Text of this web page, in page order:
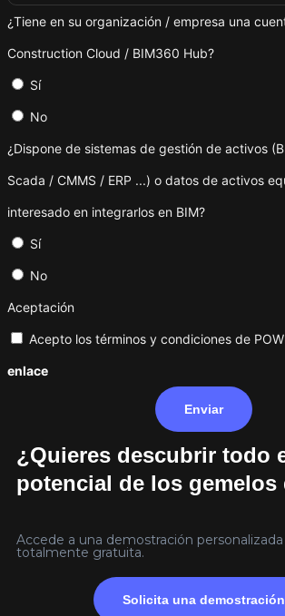
¿Tiene en su organización / empresa una
Construction Cloud / BIM360 Hub?
Sí
No
¿Dispone de sistemas de gestión de activos
Scada / CMMS / ERP ...) o datos de activos
interesado en integrarlos en BIM?
Sí
No
Aceptación
Acepto los términos y condiciones de
enlace
Enviar
¿Quieres descubrir todo
potencial de los gemelos
Accede a una demostración
totalmente gratuita.
Solicita una demostración